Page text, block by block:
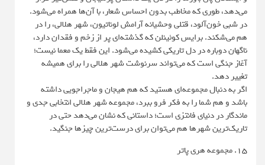
می‌دهد، طوری که مخاطب بدون احساس شعار، با آن‌ها همراه می‌شود.
در شبی خون‌آلود، قتلی وحشیانه آرامش لوناتیون، شهر هلالی، را در
هم می‌شکند. برایس کوئینلن که گذشته‌ای پر از زخم و فقدان دارد،
ناگهان دوباره در دل تاریکی کشیده می‌شود. این فقط یک معما نیست؛
آغاز جنگی است که می‌تواند سرنوشت شهر هلالی را برای همیشه
تغییر دهد.
اگر به دنبال مجموعه‌ای هستید که هم هیجان و ماجراجویی داشته
باشد و هم شما را به فکر فرو ببرد، مجموعه شهر هلالی انتخابی جدی و
ماندگار در دنیای فانتزی است؛ داستانی که نشان می‌دهد حتی در
تاریک‌ترین شهرها هم می‌توان برای درست‌ترین چیزها جنگید.
15. مجموعه هری پاتر